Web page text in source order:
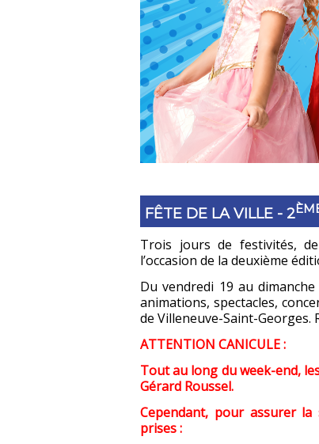
FÊTE DE LA VILLE - 2
Trois jours de festivités,
l’occasion de la deuxième
Du vendredi 19 au
animations, spectacles,
de Villeneuve-Saint-
ATTENTION CANICULE :
Tout au long du week-end,
Gérard Roussel.
Cependant, pour assurer la
prises :